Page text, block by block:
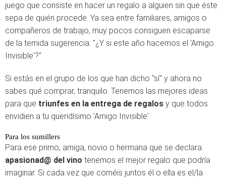
juego que consiste en hacer un regalo a alguien sin que éste
sepa de quién procede. Ya sea entre familiares, amigos o
compañeros de trabajo, muy pocos consiguen escaparse
de la temida sugerencia: "¿Y si este año hacemos el 'Amigo
Invisible'?"
Si estás en el grupo de los que han dicho "sí" y ahora no
sabes qué comprar, tranquilo. Tenemos las mejores ideas
para que triunfes en la entrega de regalos y que todos
envidien a tu queridísimo 'Amigo Invisible'.
Para los sumillers
Para ese primo, amiga, novio o hermana que se declara
apasionad@ del vino tenemos el mejor regalo que podría
imaginar. Si cada vez que coméis juntos él o ella es el/la